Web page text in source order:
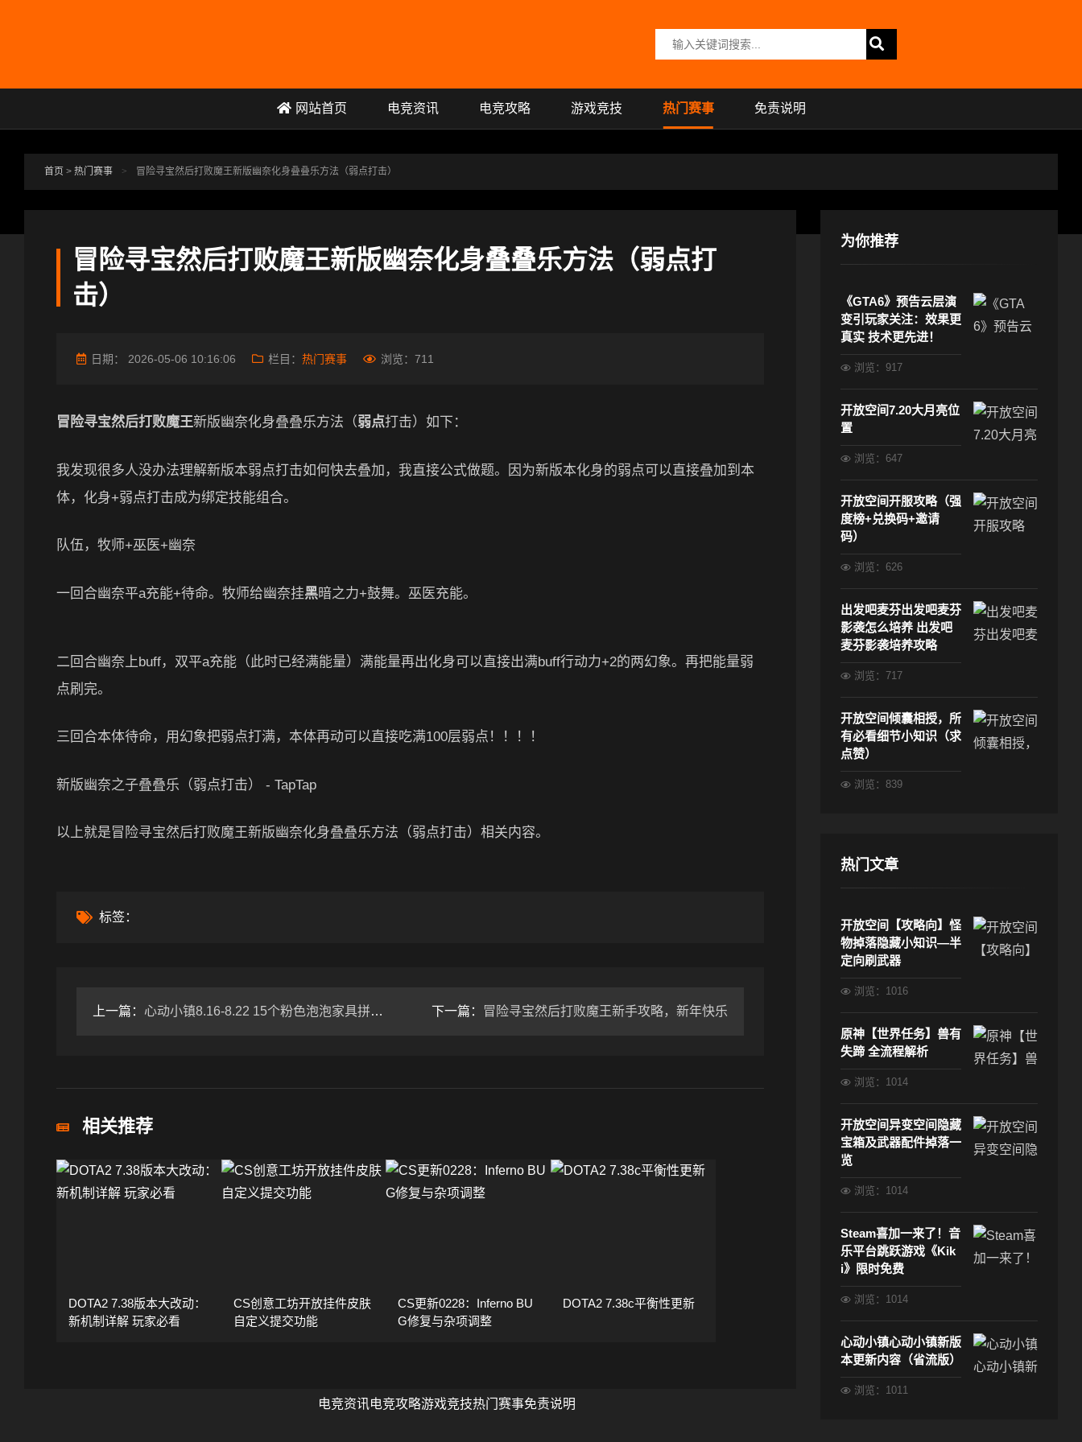
搜索关键词
网站首页 电竞资讯 电竞攻略 游戏竞技 热门赛事 免责说明
首页 > 热门赛事 > 冒险寻宝然后打败魔王新版幽奈化身叠叠乐方法（弱点打击）
冒险寻宝然后打败魔王新版幽奈化身叠叠乐方法（弱点打
击）
日期： 2026-05-06 10:16:06 栏目： 热门赛事 浏览： 711
冒险寻宝然后打败魔王新版幽奈化身叠叠乐方法（弱点打击）如下：
我发现很多人没办法理解新版本弱点打击如何快去叠加，我直接公式做题。因为新版本化身的弱点可以直接叠加到本
体，化身+弱点打击成为绑定技能组合。
队伍，牧师+巫医+幽奈
一回合幽奈平a充能+待命。牧师给幽奈挂黑暗之力+鼓舞。巫医充能。
二回合幽奈上buff，双平a充能（此时已经满能量）满能量再出化身可以直接出满buff行动力+2的两幻象。再把能量弱
点刷完。
三回合本体待命，用幻象把弱点打满，本体再动可以直接吃满100层弱点！！！！
新版幽奈之子叠叠乐（弱点打击） - TapTap
以上就是冒险寻宝然后打败魔王新版幽奈化身叠叠乐方法（弱点打击）相关内容。
标签：
上一篇： 心动小镇8.16-8.22 15个粉色泡泡家具拼图位置攻略 下一篇： 冒险寻宝然后打败魔王新手攻略，新年快乐
相关推荐
DOTA2 7.38版本大改动：
新机制详解 玩家必看
CS创意工坊开放挂件皮肤
自定义提交功能
CS更新0228：Inferno BU
G修复与杂项调整
DOTA2 7.38c平衡性更新
为你推荐
《GTA6》预告云层演
变引玩家关注：效果更
真实 技术更先进！
浏览：917
开放空间7.20大月亮位
置
浏览：647
开放空间开服攻略（强
度榜+兑换码+邀请
码）
浏览：626
出发吧麦芬出发吧麦芬
影袭怎么培养 出发吧
麦芬影袭培养攻略
浏览：717
开放空间倾囊相授，所
有必看细节小知识（求
点赞）
浏览：839
热门文章
开放空间【攻略向】怪
物掉落隐藏小知识—半
定向刷武器
浏览：1016
原神【世界任务】兽有
失蹄 全流程解析
浏览：1014
开放空间异变空间隐藏
宝箱及武器配件掉落一
览
浏览：1014
Steam喜加一来了！音
乐平台跳跃游戏《Kik
i》限时免费
浏览：1014
心动小镇心动小镇新版
本更新内容（省流版）
浏览：1011
电竞资讯电竞攻略游戏竞技热门赛事免责说明